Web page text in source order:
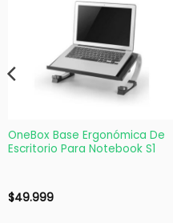
OneBox Base Ergonómica De
Escritorio Para Notebook S1
$49.999